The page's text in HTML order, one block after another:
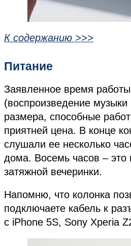
К содержанию >>>
Питание
Заявленное время
(воспроизведение
размера, способные
приятней цена. В конце
слушали ее несколько
дома. Восемь часов – это
затяжной вечеринки.
Напомню, что колонка
подключаете кабель к
с iPhone 5S, Sony Xperia